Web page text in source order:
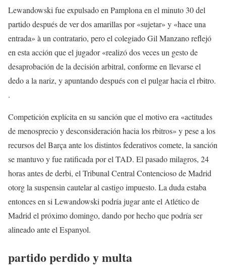
Lewandowski fue expulsado en Pamplona en el minuto 30 del
partido después de ver dos amarillas por «sujetar» y «hace una
entrada» à un contratario, pero el colegiado Gil Manzano reflejó
en esta acción que el jugador «realizó dos veces un gesto de
desaprobación de la decisión arbitral, conforme en llevarse el
dedo a la nariz, y apuntando después con el pulgar hacia el rbitro.
.
Competición explícita en su sanción que el motivo era «actitudes
de menosprecio y desconsideración hacia los rbitros» y pese a los
recursos del Barça ante los distintos federativos comete, la sanción
se mantuvo y fue ratificada por el TAD. El pasado milagros, 24
horas antes de derbi, el Tribunal Central Contencioso de Madrid
otorg la suspensin cautelar al castigo impuesto. La duda estaba
entonces en si Lewandowski podría jugar ante el Atlético de
Madrid el próximo domingo, dando por hecho que podría ser
alineado ante el Espanyol.
partido perdido y multa